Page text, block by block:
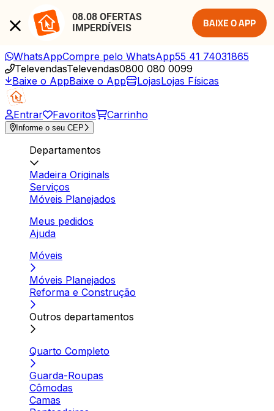
08.08 OFERTAS
IMPERDÍVEIS
BAIXE O APP
WhatsAppCompre pelo WhatsApp55 41 74031865
TelevendasTelevendas0800 080 0099
Baixe o AppBaixe o App LojasLojas Físicas
Entrar Favoritos Carrinho
Informe o seu CEP
Departamentos
Madeira Originals
Serviços
Móveis Planejados
Meus pedidos
Ajuda
Móveis
Móveis Planejados
Reforma e Construção
Outros departamentos
Quarto Completo
Guarda-Roupas
Cômodas
Camas